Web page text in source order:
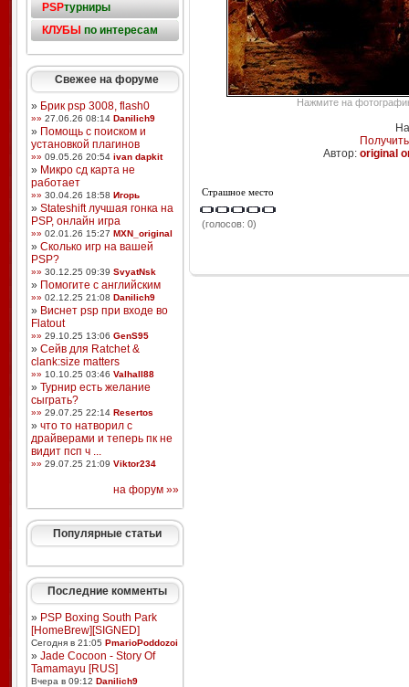
PSPтурниры
КЛУБЫ по интересам
Свежее на форуме
» Брик psp 3008, flash0
»» 27.06.26 08:14 Danilich9
» Помощь с поиском и
установкой плагинов
»» 09.05.26 20:54 ivan dapkit
» Микро сд карта не
работает
»» 30.04.26 18:58 Игорь
» Stateshift лучшая гонка на
PSP, онлайн игра
»» 02.01.26 15:27 MXN_original
» Сколько игр на вашей
PSP?
»» 30.12.25 09:39 SvyatNsk
» Помогите с английским
»» 02.12.25 21:08 Danilich9
» Виснет psp при входе во
Flatout
»» 29.10.25 13:06 GenS95
» Сейв для Ratchet &
clank:size matters
»» 10.10.25 03:46 Valhall88
» Турнир есть желание
сыграть?
»» 29.07.25 22:14 Resertos
» что то натворил с
драйверами и теперь пк не
видит псп ч ...
»» 29.07.25 21:09 Viktor234
на форум »»
Популярные статьи
Последние комменты
» PSP Boxing South Park
[HomeBrew][SIGNED]
Сегодня в 21:05 PmarioPoddozoi
» Jade Cocoon - Story Of
Tamamayu [RUS]
Вчера в 09:12 Danilich9
Нажмите на
Автор: original
Страшное место
(голосов: 0)